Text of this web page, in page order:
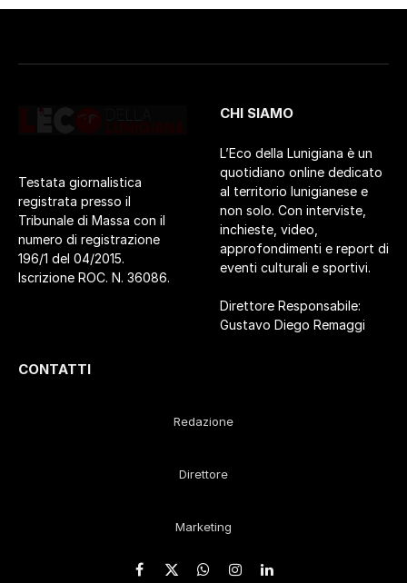
Testata giornalistica
registrata presso il
Tribunale di Massa con il
numero di registrazione
196/1 del 04/2015.
Iscrizione ROC. N. 36086.
CHI SIAMO
L’Eco della Lunigiana è un
quotidiano online dedicato
al territorio lunigianese e
non solo. Con interviste,
inchieste, video,
approfondimenti e report di
eventi culturali e sportivi.
Direttore Responsabile:
Gustavo Diego Remaggi
CONTATTI
Redazione
Direttore
Marketing